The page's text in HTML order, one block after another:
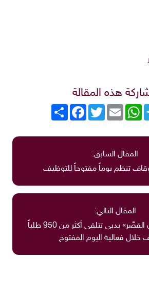
هذه المقالة
انشر
FacebookTwitterEmail
WhatsApp
المقال السابق:
تنظم يوماً مفتوحاً للتوظيف
المقال التالي:
«الأوقاف وشؤون القصَّر» بدبي تتلقى أكثر من 950 طلباً
خلال فعالية اليوم المفتوح